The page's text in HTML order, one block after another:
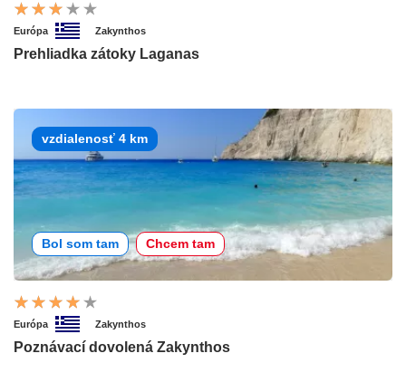
Európa Zakynthos
Prehliadka zátoky Laganas
vzdialenosť 4 km
Bol som tam Chcem tam
Európa Zakynthos
Poznávací dovolená Zakynthos